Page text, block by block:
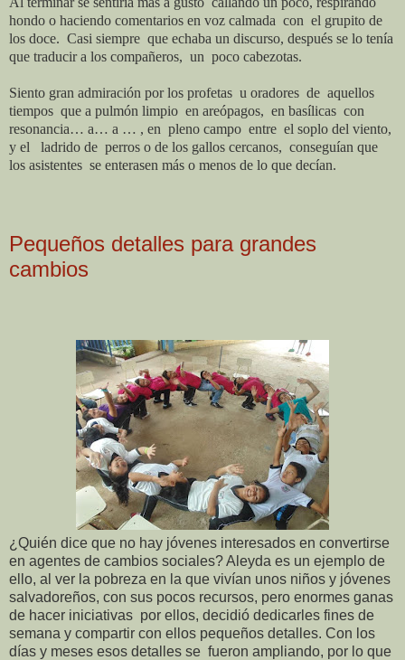
hondo o haciendo comentarios en voz calmada con el grupito de
los doce. Casi siempre que echaba un discurso, después se lo tenía
que traducir a los compañeros, un poco cabezotas.
Siento gran admiración por los profetas u oradores de aquellos
tiempos que a pulmón limpio en areópagos, en basílicas con
resonancia… a… a … , en pleno campo entre el soplo del viento,
y el
ladrido de perros o de los gallos cercanos, conseguían que
los asistentes se enterasen más o menos de lo que decían.
Pequeños detalles para grandes
cambios
¿Quién dice que no hay jóvenes interesados en convertirse
en agentes de cambios sociales? Aleyda es un ejemplo de
ello, al ver la pobreza en la que vivían unos niños y jóvenes
salvadoreños, con sus pocos recursos, pero enormes ganas
de hacer iniciativas por ellos, decidió dedicarles fines de
semana y compartir con ellos pequeños detalles. Con los
días y meses esos detalles se fueron ampliando, por lo que